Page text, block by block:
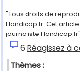
"Tous droits de
Handicap.fr. Cet
journaliste Handicap.fr"
6 Réagissez à
Thèmes :